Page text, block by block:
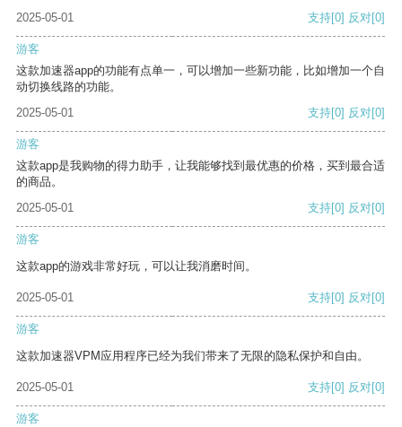
2025-05-01
支持[0] 反对[0]
游客
这款加速器app的功能有点单一，可以增加一些新功能，比如增加一个自
动切换线路的功能。
2025-05-01
支持[0] 反对[0]
游客
这款app是我购物的得力助手，让我能够找到最优惠的价格，买到最合适
的商品。
2025-05-01
支持[0] 反对[0]
游客
这款app的游戏非常好玩，可以让我消磨时间。
2025-05-01 支持[0] 反对[0]
游客
这款加速器VPM应用程序已经为我们带来了无限的隐私保护和自由。
2025-05-01 支持[0] 反对[0]
游客